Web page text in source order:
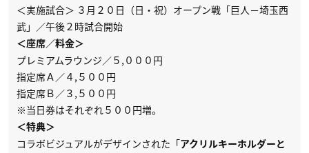
＜実施試合＞ ３月２０日（日・祝）オープン戦「巨人－埼玉西
武」／午後２時試合開始
＜座席／料金＞
プレミアムラウンジ／５,０００円
指定席Ａ／４,５００円
指定席Ｂ／３,５００円
※当日券はそれぞれ５００円増。
＜特典＞
コラボビジュアルがデザインされた「アクリルキーホルダーと